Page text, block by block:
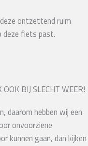
ontzettend ruim
deze fiets past.
BIJ SLECHT WEER!
daarom hebben wij een
onvoorziene
kunnen gaan, dan kijken